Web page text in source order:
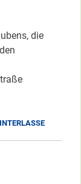
die